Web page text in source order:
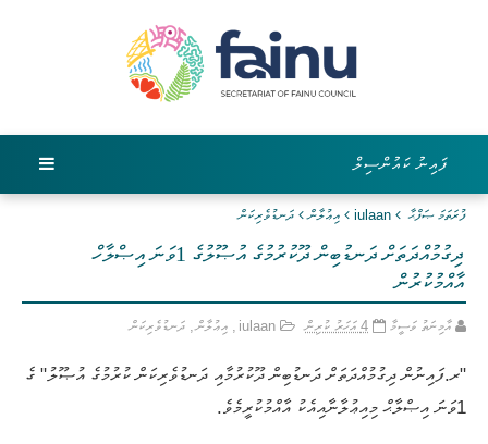
ފައިނު ކައުންސިލް
ފުރަތަމަ ޞަފްޙާ iulaan އިޢުލާން ދަނޑުވެރިކަން
ދިގުމުއްދަތަށް ދަނޑުބިން ދޫކުރުމުގެ އުޞޫލުގެ 1ވަނަ އިޞްލާހް
އާއްމުކުރުން
އާމިނަތު ވަސީމާ 4 އަހަރު ކުރިން iulaan
, އިޢުލާން , ދަނޑުވެރިކަން
"ރ.ފައިނުން ދިގުމުއްދަތަށް ދަނޑުބިން ދޫކުރުމާއި ދަނޑުވެރިކަން ކުރުމުގެ އުޞޫލު" ގެ
1ވަނަ އިޞްލާޙް މިއިޢުލާނާއިއެކު އާއްމުކުރީމެވެ.